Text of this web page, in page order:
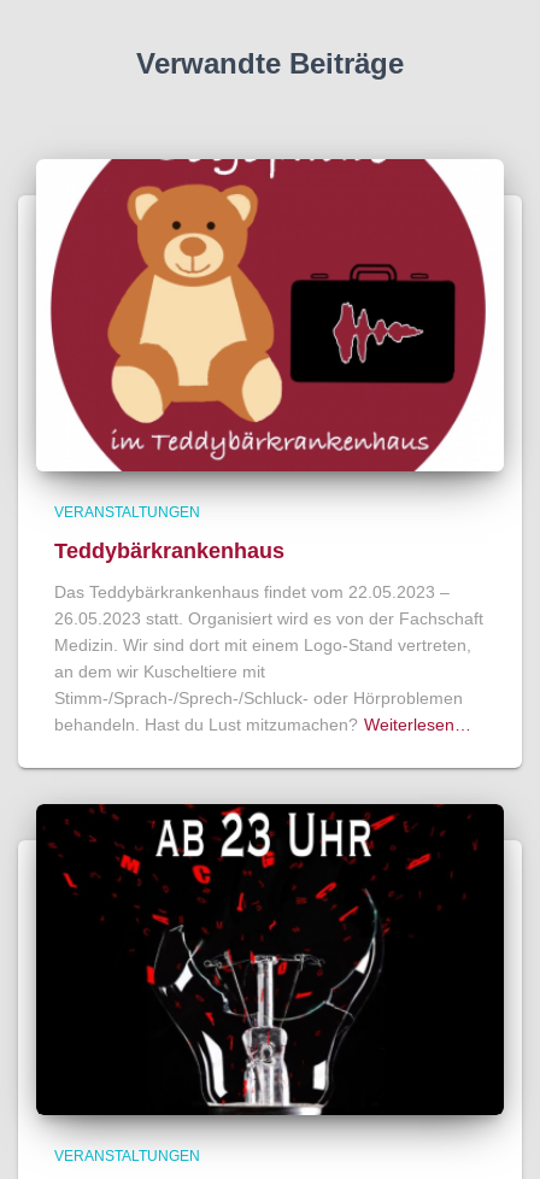
Verwandte Beiträge
VERANSTALTUNGEN
Teddybärkrankenhaus
Das Teddybärkrankenhaus findet vom 22.05.2023 –
26.05.2023 statt. Organisiert wird es von der Fachschaft
Medizin. Wir sind dort mit einem Logo-Stand vertreten,
an dem wir Kuscheltiere mit
Stimm-/Sprach-/Sprech-/Schluck- oder Hörproblemen
behandeln. Hast du Lust mitzumachen? Weiterlesen…
VERANSTALTUNGEN